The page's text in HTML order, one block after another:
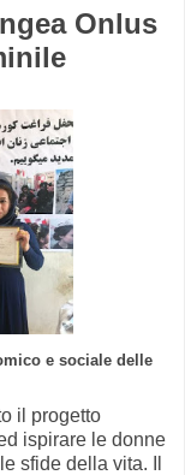
Onlus
e sociale delle
il progetto
ispirare le donne
sfide della vita. Il